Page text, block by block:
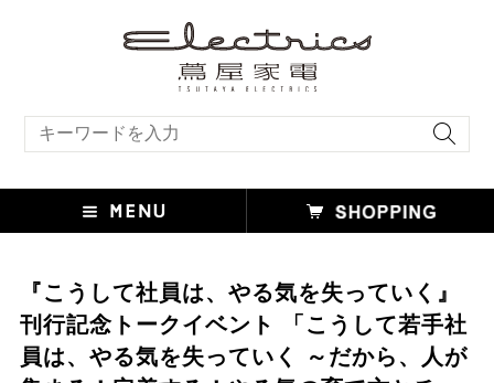
『こうして社員は、やる気を失っていく』
刊行記念トークイベント 「こうして若手社
員は、やる気を失っていく ～だから、人が